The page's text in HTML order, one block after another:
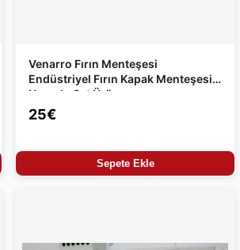
Venarro Fırın Menteşesi
Endüstriyel Fırın Kapak Menteşesi
Uyumlu Set Ürün
25€
Sepete Ekle